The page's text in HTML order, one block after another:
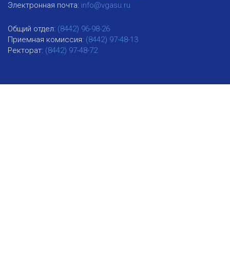
Электронная почта: info@vgasu.ru
Общий отдел: (8442) 96-98-26
Приемная комиссия: (8442) 97-48-13
Ректорат: (8442) 97-48-72